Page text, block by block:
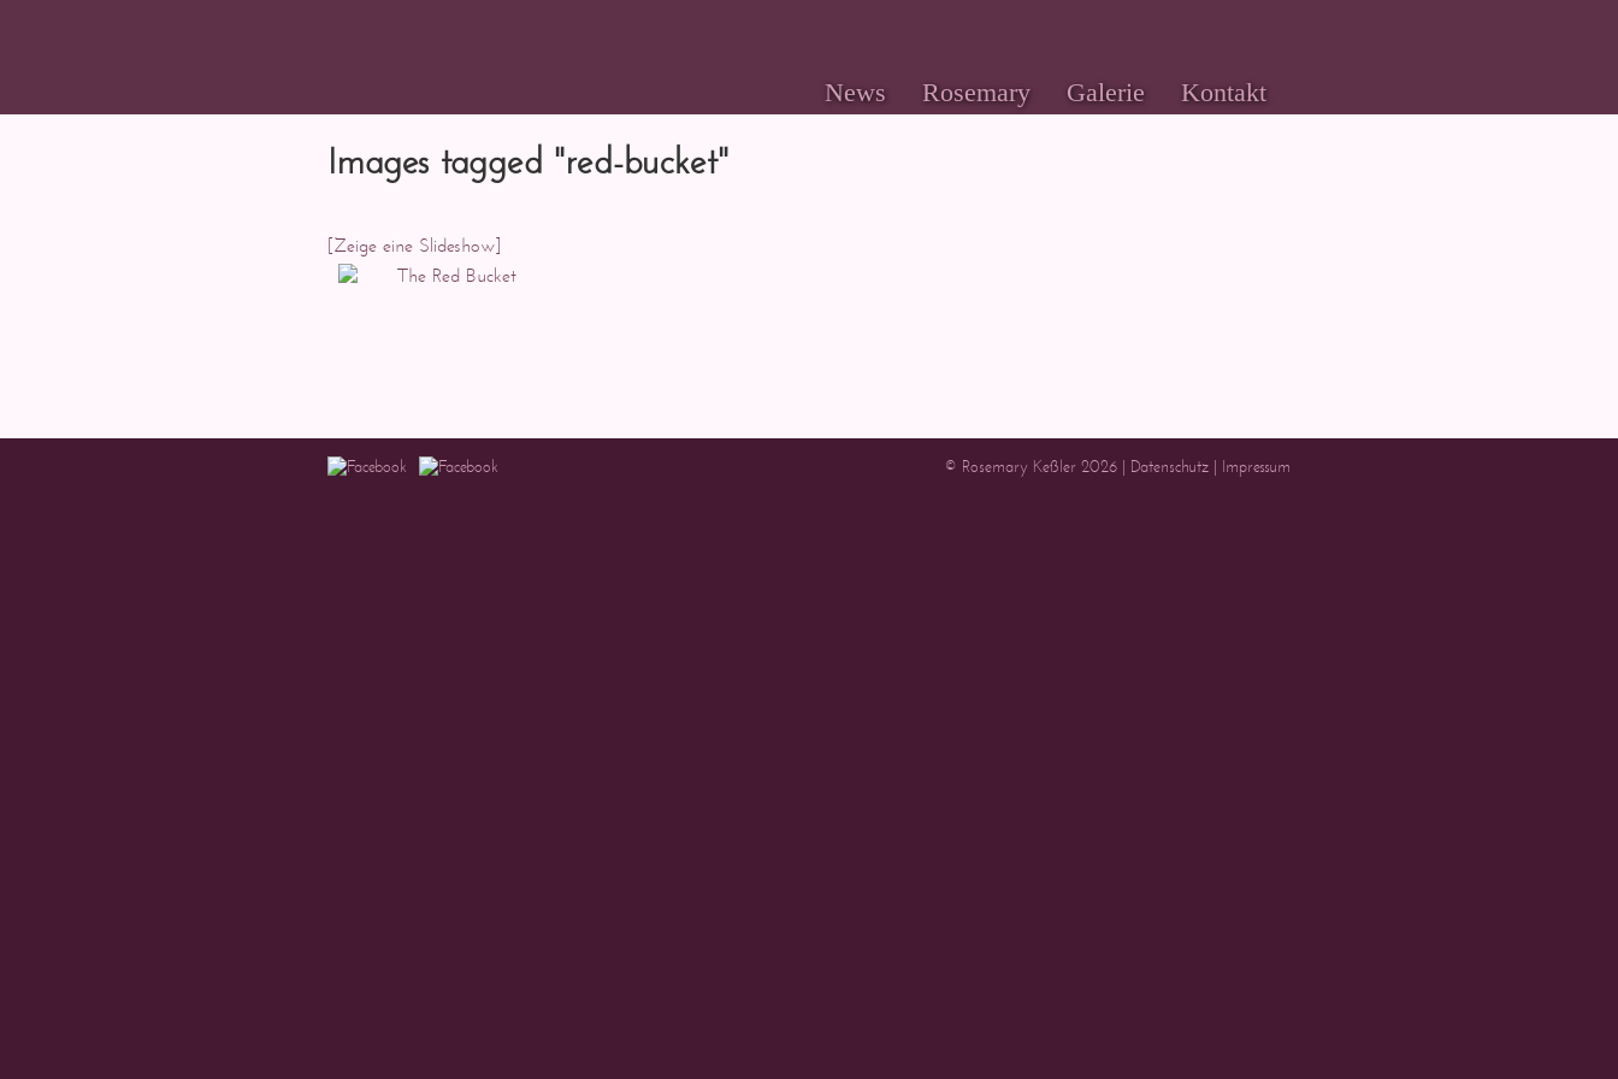
Kontakt
Galerie
Rosemary
News
Images tagged "red-bucket"
[Zeige eine Slideshow]
© Rosemary Keßler 2026 | Datenschutz | Impressum